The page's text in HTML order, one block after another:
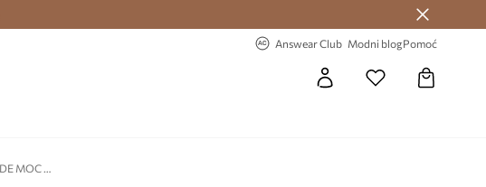
Answear Club Modni blogPomoć
Cipele od brušene kože Tommy Hilfiger CLEATED HILFIGER W SDE MOC BOOT